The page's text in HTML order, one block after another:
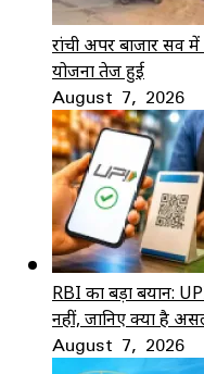
रांची अपर बाजार सर्वे
योजना तेज हुई
August 7, 2026
RBI का बड़ा बयान:
नहीं, जानिए क्या है
August 7, 2026